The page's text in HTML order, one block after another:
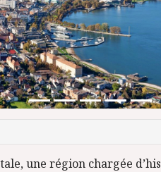
une région chargée